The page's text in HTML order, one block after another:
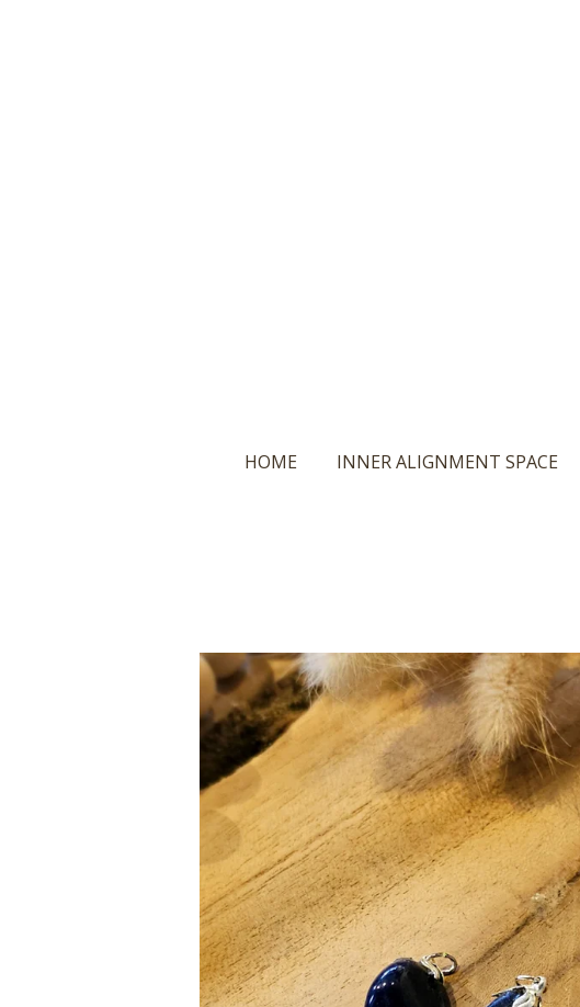
HOME INNER ALIGNMENT SPACE